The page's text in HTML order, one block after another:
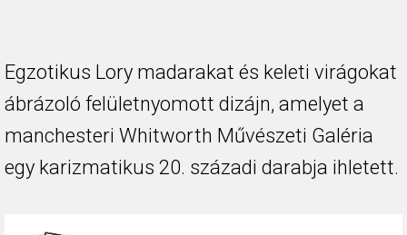
Egzotikus Lory madarakat és keleti virágokat
ábrázoló felületnyomott dizájn, amelyet a
manchesteri Whitworth Művészeti Galéria
egy karizmatikus 20. századi darabja ihletett.